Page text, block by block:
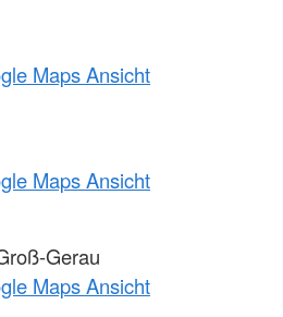
Maps Ansicht
Maps Ansicht
Gerau
Maps Ansicht